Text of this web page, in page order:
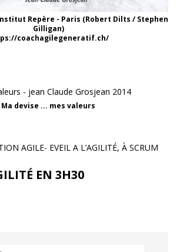
Repère - Paris (Robert Dilts / Stephen
Gilligan)
coachagilegeneratif.ch/
Ma devise ... mes valeurs
AGILE- EVEIL A L’AGILITÉ, À SCRUM
EN 3H30